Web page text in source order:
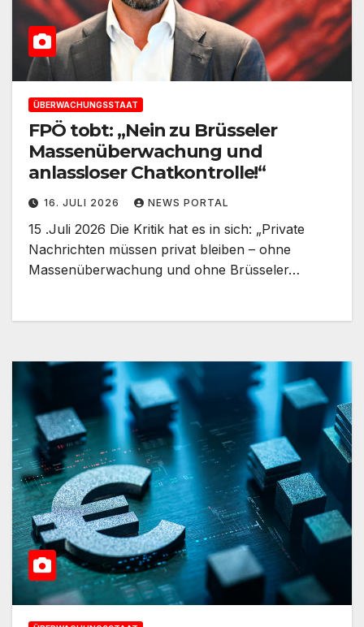
ÜBERWACHUNGSSTAAT
FPÖ tobt: „Nein zu Brüsseler
Massenüberwachung und
anlassloser Chatkontrolle!“
16. JULI 2026 NEWS PORTAL
15 .Juli 2026 Die Kritik hat es in sich: „Private
Nachrichten müssen privat bleiben – ohne
Massenüberwachung und ohne Brüsseler…